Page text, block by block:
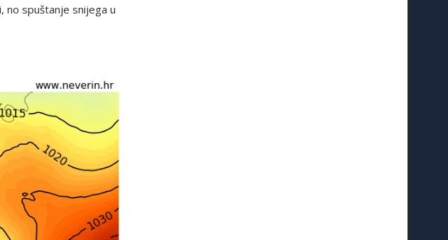
no spuštanje snijega u